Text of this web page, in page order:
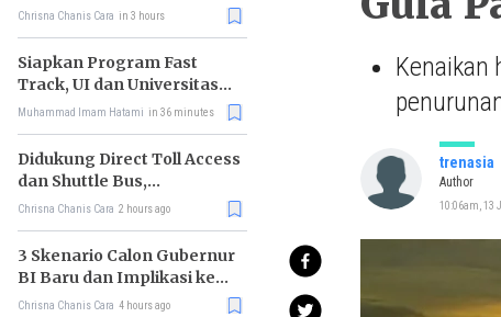
Garansi Produk Kini
Chrisna Chanis Cara in 3 hours
Siapkan Program Fast
Track, UI dan Universitas
Agung Podomoro Jalin
Muhammad Imam Hatami in 36 minutes
Didukung Direct Toll Access
dan Shuttle Bus,
Paramount Petals Kian
Chrisna Chanis Cara 2 hours ago
3 Skenario Calon Gubernur
BI Baru dan Implikasi ke
Pasar
Chrisna Chanis Cara 4 hours ago
Kenaikan
trenasia
Author
10:06am, 13